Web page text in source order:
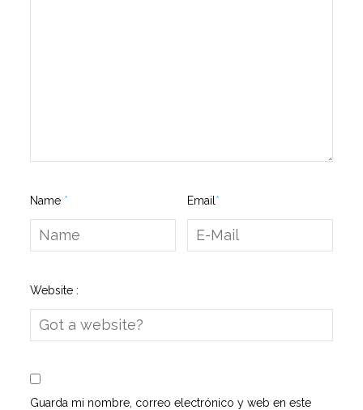
Name * Email *
Website :
Guarda mi nombre, correo electrónico y web en este